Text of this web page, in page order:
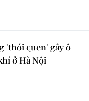
'thói quen' gây ô
ở Hà Nội